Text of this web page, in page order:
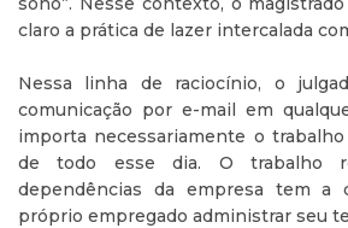
claro a prática de lazer intercalada
Nessa linha de raciocínio, o
comunicação por e-mail em
importa necessariamente o
de todo esse dia. O trabalho
dependências da empresa tem a
próprio empregado administrar seu